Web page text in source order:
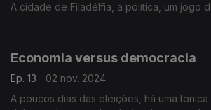
A cidade de Filadélfia, a política, um jogo
Economia versus democracia
Ep. 13
02 nov. 2024
A poucos dias das eleições, há uma